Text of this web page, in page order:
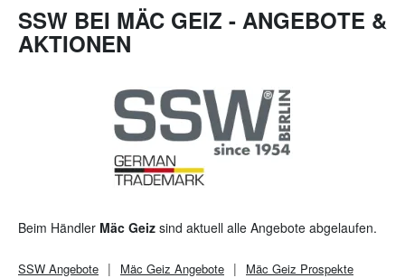
SSW BEI MÄC GEIZ - ANGEBOTE &
AKTIONEN
Beim Händler Mäc Geiz sind aktuell alle Angebote abgelaufen.
SSW Angebote Mäc Geiz Angebote Mäc Geiz Prospekte